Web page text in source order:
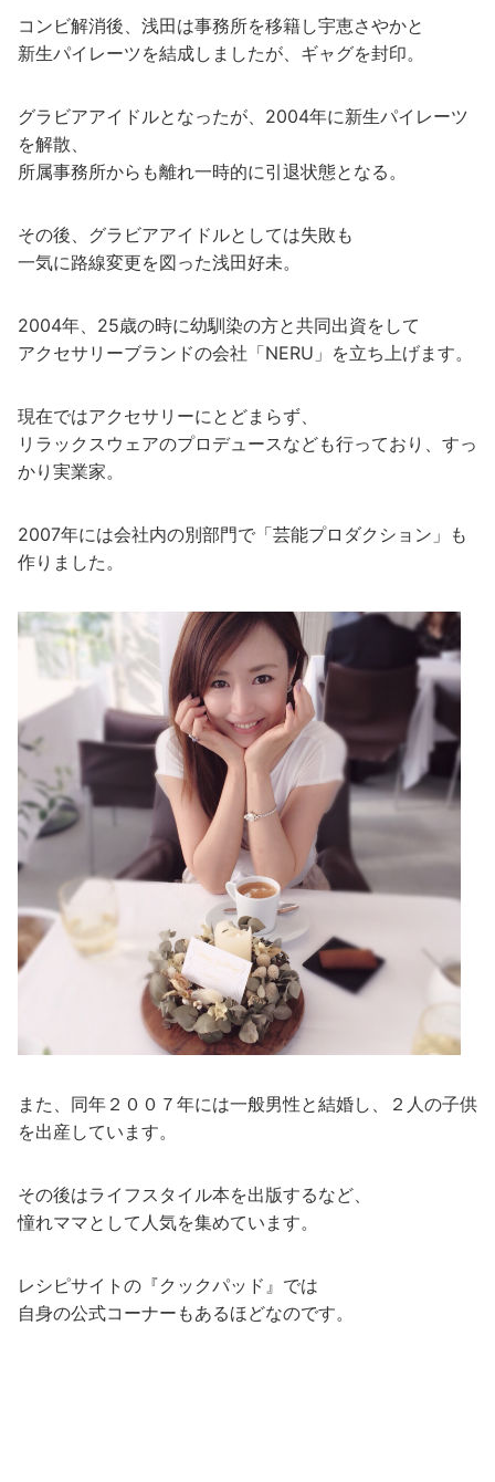
コンビ解消後、浅田は事務所を移籍し宇恵さやかと
新生パイレーツを結成しましたが、ギャグを封印。
グラビアアイドルとなったが、2004年に新生パイレーツ
を解散、
所属事務所からも離れ一時的に引退状態となる。
その後、グラビアアイドルとしては失敗も
一気に路線変更を図った浅田好未。
2004年、25歳の時に幼馴染の方と共同出資をして
アクセサリーブランドの会社「NERU」を立ち上げます。
現在ではアクセサリーにとどまらず、
リラックスウェアのプロデュースなども行っており、すっ
かり実業家。
2007年には会社内の別部門で「芸能プロダクション」も
作りました。
また、同年２００７年には一般男性と結婚し、２人の子供
を出産しています。
その後はライフスタイル本を出版するなど、
憧れママとして人気を集めています。
レシピサイトの『クックパッド』では
自身の公式コーナーもあるほどなのです。